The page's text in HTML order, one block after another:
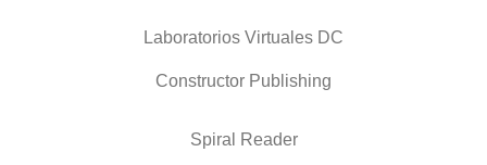
Laboratorios Virtuales DC
Constructor Publishing
Spiral Reader